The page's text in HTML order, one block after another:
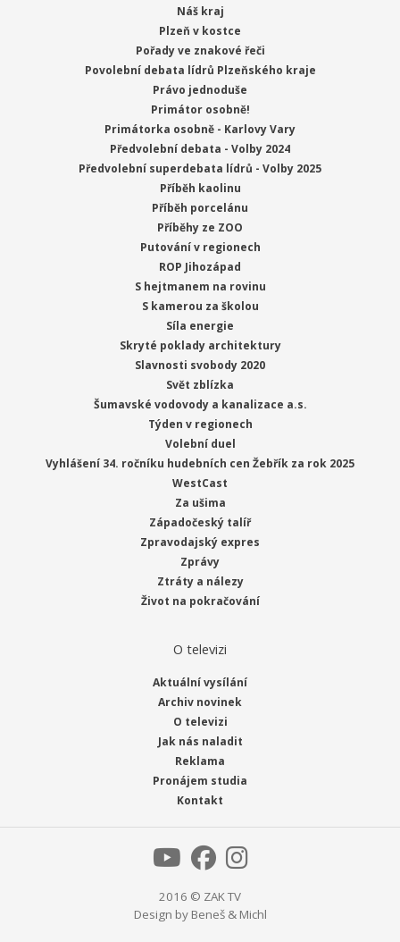
Náš kraj
Plzeň v kostce
Pořady ve znakové řeči
Povolební debata lídrů Plzeňského kraje
Právo jednoduše
Primátor osobně!
Primátorka osobně - Karlovy Vary
Předvolební debata - Volby 2024
Předvolební superdebata lídrů - Volby 2025
Příběh kaolinu
Příběh porcelánu
Příběhy ze ZOO
Putování v regionech
ROP Jihozápad
S hejtmanem na rovinu
S kamerou za školou
Síla energie
Skryté poklady architektury
Slavnosti svobody 2020
Svět zblízka
Šumavské vodovody a kanalizace a.s.
Týden v regionech
Volební duel
Vyhlášení 34. ročníku hudebních cen Žebřík za rok 2025
WestCast
Za ušima
Západočeský talíř
Zpravodajský expres
Zprávy
Ztráty a nálezy
Život na pokračování
O televizi
Aktuální vysílání
Archiv novinek
O televizi
Jak nás naladit
Reklama
Pronájem studia
Kontakt
2016 © ZAK TV
Design by Beneš & Michl